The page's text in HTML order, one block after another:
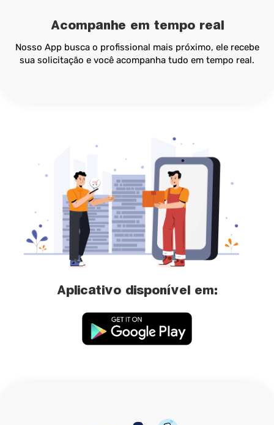
Acompanhe em tempo real
Nosso App busca o profissional mais próximo, ele recebe
sua solicitação e você acompanha tudo em tempo real.
Aplicativo disponível em: